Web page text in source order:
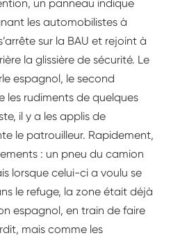
un panneau indique
les automobilistes à
sur la BAU et rejoint à
la glissière de sécurité. Le
espagnol, le second
les rudiments de quelques
il y a les applis de
le patrouilleur. Rapidement,
: un pneu du camion
lorsque celui-ci a voulu se
le refuge, la zone était déjà
espagnol, en train de faire
mais comme les